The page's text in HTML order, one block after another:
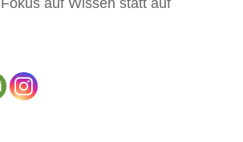
auf Wissen statt auf